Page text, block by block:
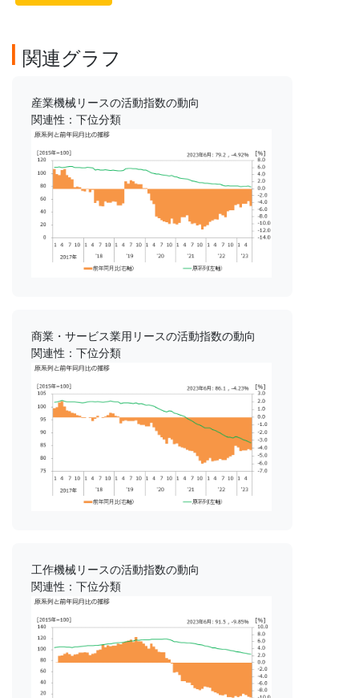
関連グラフ
産業機械リースの活動指数の動向
関連性：下位分類
商業・サービス業用リースの活動指数の動向
関連性：下位分類
工作機械リースの活動指数の動向
関連性：下位分類